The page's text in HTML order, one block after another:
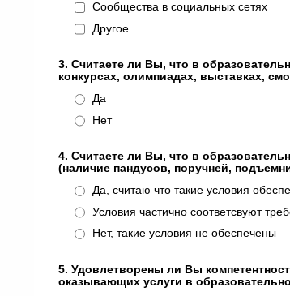
Сообщества в социальных сетях
Другое
3. Считаете ли Вы, что в
конкурсах, олимпиадах, выставках,
Да
Нет
4. Считаете ли Вы, что в
(наличие пандусов, поручней,
Да, считаю что такие условия
Условия частично соответсвуют
Нет, такие условия не обеспечены
5. Удовлетворены ли Вы
оказывающих услуги в